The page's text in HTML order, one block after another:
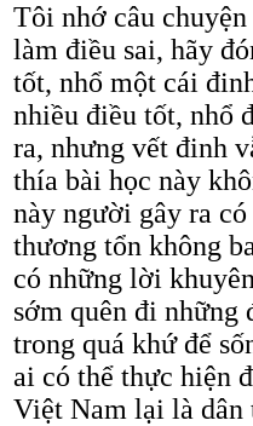
Tôi nhớ câu
làm điều sai, hãy
tốt, nhổ một cái
nhiều điều tốt, nhổ
ra, nhưng vết đinh
thía bài học này
này người gây ra
thương tổn không
có những lời
sớm quên đi những
trong quá khứ để
ai có thể thực hiện
Việt Nam lại là dân